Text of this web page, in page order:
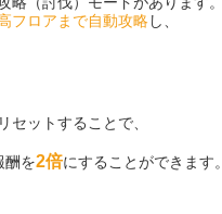
フロアまで自動攻略し、
セットすることで、
酬を2倍にすることができます。